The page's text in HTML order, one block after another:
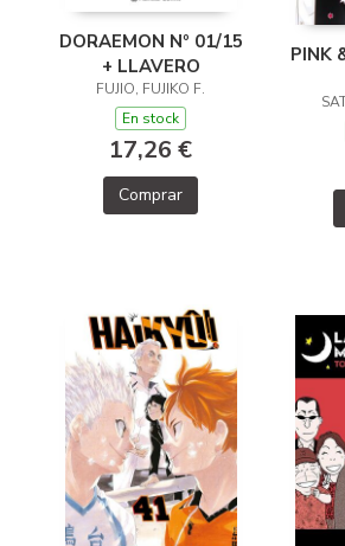
DORAEMON Nº 01/15
+ LLAVERO
FUJIO, FUJIKO F.
En stock
17,26 €
Comprar
PINK